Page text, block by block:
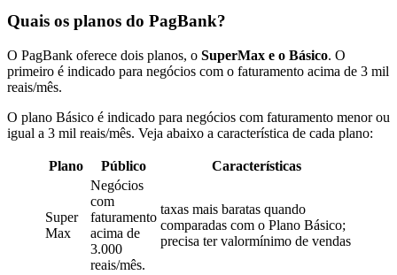
Quais os planos do PagBank?
O PagBank oferece dois planos, o SuperMax e o Básico. O
primeiro é indicado para negócios com o faturamento acima de 3 mil
reais/mês.
O plano Básico é indicado para negócios com faturamento menor ou
igual a 3 mil reais/mês. Veja abaixo a característica de cada plano:
Plano Público Características
Super
Max
Negócios
com
faturamento
acima de
3.000
reais/mês.
taxas mais baratas quando
comparadas com o Plano Básico;
precisa ter valormínimo de vendas